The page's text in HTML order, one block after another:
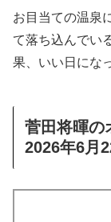
お目当ての温泉
て落ち込んでい
果、いい日にな
菅田将暉
2026年6月